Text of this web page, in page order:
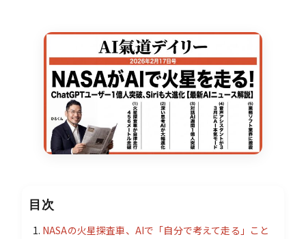
目次
NASAの火星探査車、AIで「自分で考えて走る」こと